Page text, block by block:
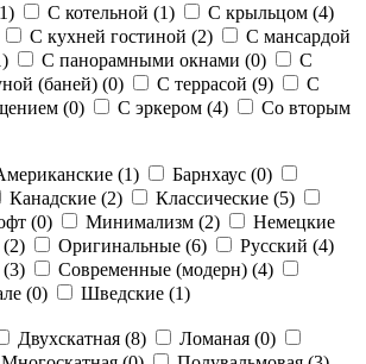
1) С котельной (1) С крыльцом (4)
С кухней гостиной (2)
С мансардой
) С панорамными окнами (0)
С
(баней) (0) С террасой (9)
С
(0) С эркером (4)
Со вторым
(1) Барнхаус (0)
Канадские (2) Классические (5)
(0) Минимализм (2)
Немецкие
(2) Оригинальные (6) Русский (4)
(3) Современные (модерн) (4)
(0) Шведские (1)
Двухскатная (8) Ломаная (0)